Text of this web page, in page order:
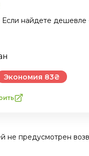
найдете дешевле
Экономия 83₴
не предусмотрен